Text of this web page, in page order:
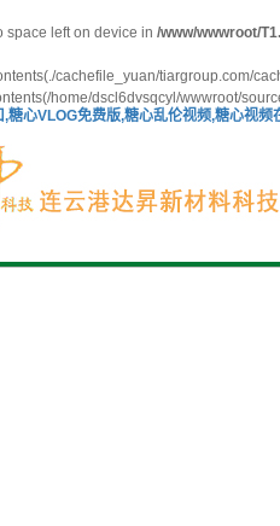
space left on device in /www/wwwroot/
cachefile_yuan/tiargroup.com/
home/dscl6dvsqcyl/wwwroot/
糖心VLOG免费版,糖心乱伦视频,糖心视频